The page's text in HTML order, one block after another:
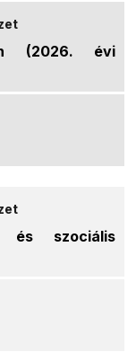
(2026. évi
és szociális